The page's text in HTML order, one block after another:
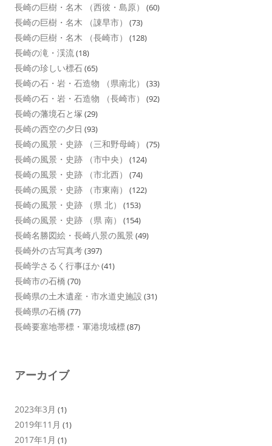
長崎の巨樹・名木 （西彼・島原） (60)
長崎の巨樹・名木 （諌早市） (73)
長崎の巨樹・名木 （長崎市） (128)
長崎の滝・渓流(18)
長崎の珍しい標石(65)
長崎の石・岩・石造物 （県南北） (33)
長崎の石・岩・石造物 （長崎市） (92)
長崎の藩境石と塚 (29)
長崎の西空の夕日 (93)
長崎の風景・史跡 （三和野母崎） (75)
長崎の風景・史跡 （市中央） (124)
長崎の風景・史跡 （市北西） (74)
長崎の風景・史跡 （市東南） (122)
長崎の風景・史跡 （県 北） (153)
長崎の風景・史跡 （県 南） (154)
長崎名勝図絵・長崎八景の風景 (49)
長崎外の古写真考(397)
長崎学さるく行事ほか(41)
長崎市の石橋 (70)
長崎県の土木遺産・市水道史施設 (31)
長崎県の石橋 (77)
長崎要塞地帯標・軍港境域標(87)
アーカイブ
2023年3月 (1)
2019年11月 (1)
2017年1月 (1)